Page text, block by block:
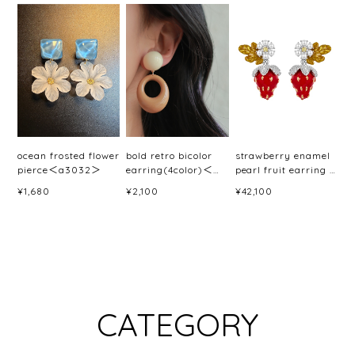
ocean frosted flower
pierce＜a3032＞
¥1,680
bold retro bicolor
earring(4color)＜
¥2,100
strawberry enamel
pearl fruit earring /
¥42,100
CATEGORY